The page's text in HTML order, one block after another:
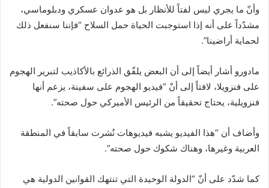
وأنّ ما يجري ليس لفتاً للأنظار بل هو عدوان عسكري ودبلوماسي،
مشدّداً على أنه إذا استوجبت الحياة حمل السلاح “فإننا سنفعل ذلك
لحماية أراضينا”.
مادورو أشار أيضاً إلى أن البعض يلفّق الذرائع بالأكاذيب لتبرير الهجوم
على فنزويلا، لافتاً إلى أنّ “فيديو الهجوم على سفينة، يزعم أنها
فنزويلية، يحتاج تحقيقاً من الرئيس الأميركي حول صحته”.
وأضاف أن “هذا الفيديو يشبه فيديوهات نُشرت سابقاً في المنطقة
العربية وغيرها، وهناك شكوك حول صحته”.
كما شدّد على أنّ “الدولة الوحيدة التي تنتهك القوانين الدولية هي